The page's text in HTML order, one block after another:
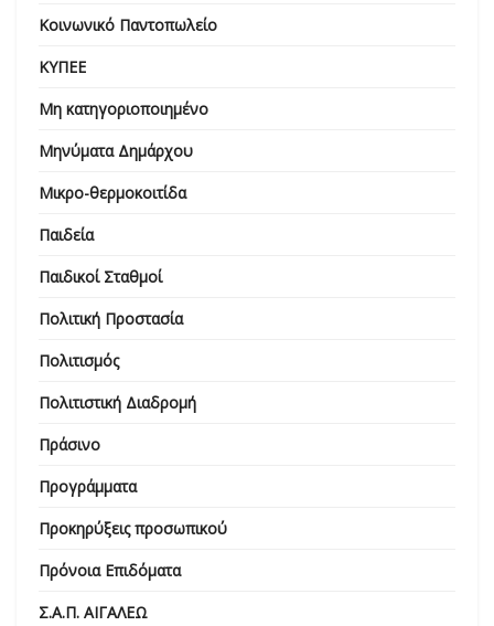
Κοινωνικό Παντοπωλείο
ΚΥΠΕΕ
Μη κατηγοριοποιημένο
Μηνύματα Δημάρχου
Μικρο-θερμοκοιτίδα
Παιδεία
Παιδικοί Σταθμοί
Πολιτική Προστασία
Πολιτισμός
Πολιτιστική Διαδρομή
Πράσινο
Προγράμματα
Προκηρύξεις προσωπικού
Πρόνοια Επιδόματα
Σ.Α.Π. ΑΙΓΑΛΕΩ